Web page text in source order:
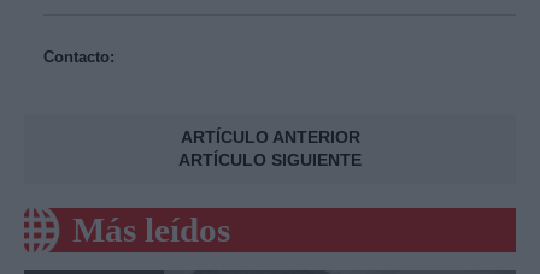
Contacto:
ARTÍCULO ANTERIOR
ARTÍCULO SIGUIENTE
Más leídos